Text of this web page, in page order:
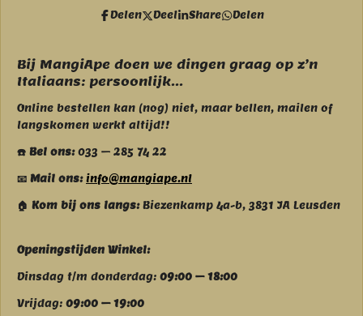
o
r
Delen Deel Share Delen
Bij MangiApe doen we dingen graag op z’n
Italiaans: persoonlijk...
Online bestellen kan (nog) niet, maar bellen, mailen of
langskomen werkt altijd!!
☎️ Bel ons: 033 – 285 74 22
📧 Mail ons: info@mangiape.nl
🏠 Kom bij ons langs: Biezenkamp 4a-b, 3831 JA Leusden
Openingstijden Winkel:
Dinsdag t/m donderdag: 09:00 – 18:00
Vrijdag: 09:00 – 19:00